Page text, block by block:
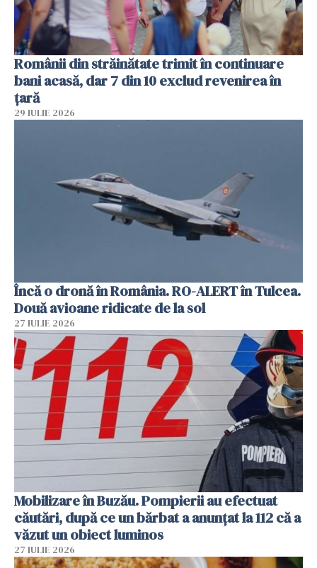
Românii din străinătate trimit în continuare
bani acasă, dar 7 din 10 exclud revenirea în
țară
29 IULIE 2026
Încă o dronă în România. RO-ALERT în Tulcea.
Două avioane ridicate de la sol
27 IULIE 2026
Mobilizare în Buzău. Pompierii au efectuat
căutări, după ce un bărbat a anunțat la 112 că a
văzut un obiect luminos
27 IULIE 2026